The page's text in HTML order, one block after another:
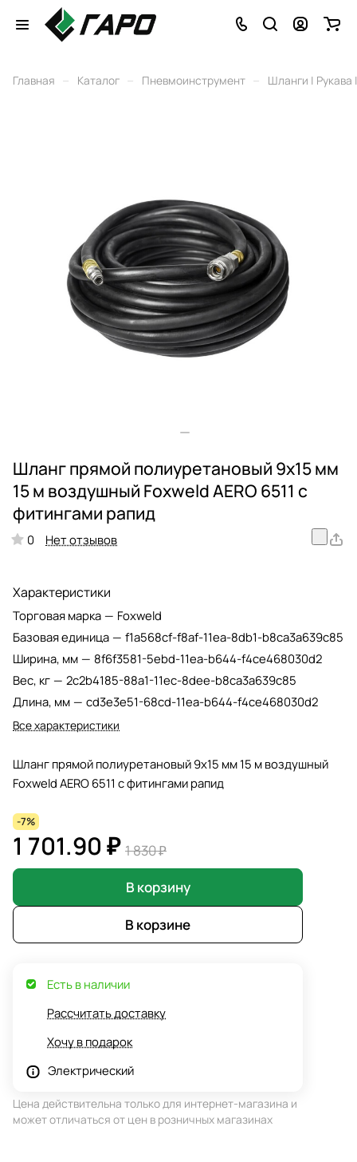
Главная – Каталог – Пневмоинструмент – Шланги | Рукава
Шланг прямой полиуретановый 9х15 мм
15 м воздушный Foxweld AERO 6511 с
фитингами рапид
0 Нет отзывов
Характеристики
Торговая марка — Foxweld
Базовая единица — f1a568cf-f8af-11ea-8db1-b8ca3a639c85
Ширина, мм — 8f6f3581-5ebd-11ea-b644-f4ce468030d2
Вес, кг — 2c2b4185-88a1-11ec-8dee-b8ca3a639c85
Длина, мм — cd3e3e51-68cd-11ea-b644-f4ce468030d2
Все характеристики
Шланг прямой полиуретановый 9х15 мм 15 м воздушный
Foxweld AERO 6511 с фитингами рапид
-7%
1 701.90 ₽ 1 830 ₽
В корзину
В корзине
Есть в наличии
Рассчитать доставку
Хочу в подарок
Электрический
Цена действительна только для интернет-магазина и
может отличаться от цен в розничных магазинах